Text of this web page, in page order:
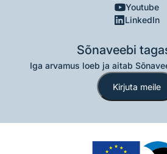
Youtube
LinkedIn
Sõnaveebi
Iga arvamus loeb ja aitab
Kirjuta meile